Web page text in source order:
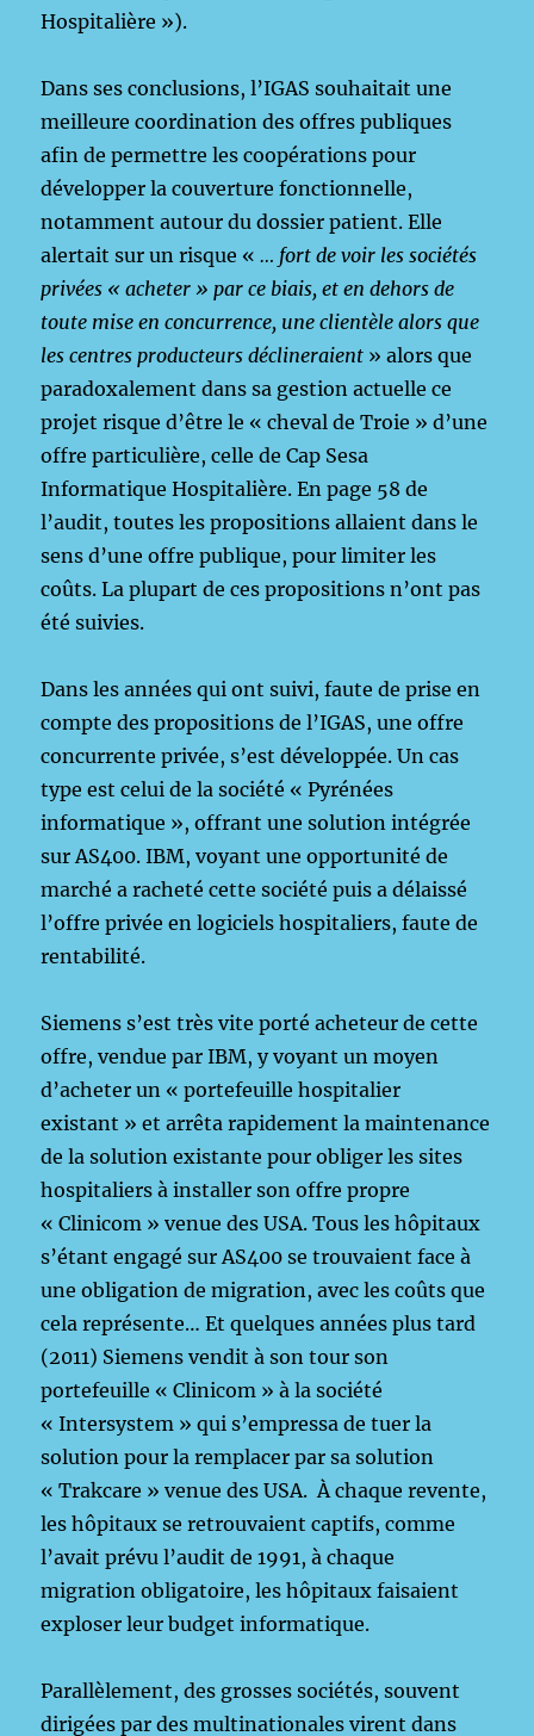
Hospitalière »).
Dans ses conclusions, l’IGAS souhaitait une
meilleure coordination des offres publiques
afin de permettre les coopérations pour
développer la couverture fonctionnelle,
notamment autour du dossier patient. Elle
alertait sur un risque «… fort de voir les sociétés
privées « acheter » par ce biais, et en dehors de
toute mise en concurrence, une clientèle alors que
les centres producteurs déclineraient » alors que
paradoxalement dans sa gestion actuelle ce
projet risque d’être le « cheval de Troie » d’une
offre particulière, celle de Cap Sesa
Informatique Hospitalière. En page 58 de
l’audit, toutes les propositions allaient dans le
sens d’une offre publique, pour limiter les
coûts. La plupart de ces propositions n’ont pas
été suivies.
Dans les années qui ont suivi, faute de prise en
compte des propositions de l’IGAS, une offre
concurrente privée, s’est développée. Un cas
type est celui de la société « Pyrénées
informatique », offrant une solution intégrée
sur AS400. IBM, voyant une opportunité de
marché a racheté cette société puis a délaissé
l’offre privée en logiciels hospitaliers, faute de
rentabilité.
Siemens s’est très vite porté acheteur de cette
offre, vendue par IBM, y voyant un moyen
d’acheter un « portefeuille hospitalier
existant » et arrêta rapidement la maintenance
de la solution existante pour obliger les sites
hospitaliers à installer son offre propre
« Clinicom » venue des USA. Tous les hôpitaux
s’étant engagé sur AS400 se trouvaient face à
une obligation de migration, avec les coûts que
cela représente… Et quelques années plus tard
(2011) Siemens vendit à son tour son
portefeuille « Clinicom » à la société
« Intersystem » qui s’empressa de tuer la
solution pour la remplacer par sa solution
« Trakcare » venue des USA. À chaque revente,
les hôpitaux se retrouvaient captifs, comme
l’avait prévu l’audit de 1991, à chaque
migration obligatoire, les hôpitaux faisaient
exploser leur budget informatique.
Parallèlement, des grosses sociétés, souvent
dirigées par des multinationales virent dans